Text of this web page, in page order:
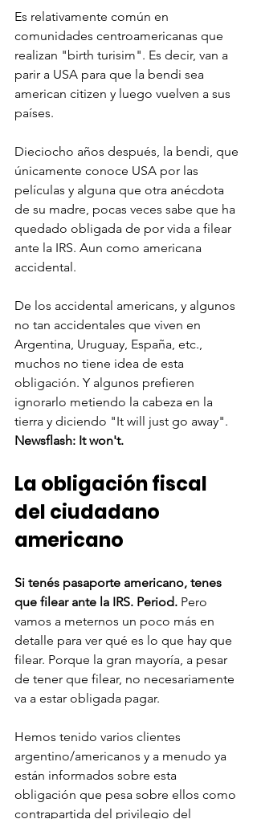
Es relativamente común en
comunidades centroamericanas que
realizan "birth turisim". Es decir, van a
parir a USA para que la bendi sea
american citizen y luego vuelven a sus
países.
Dieciocho años después, la bendi, que
únicamente conoce USA por las
películas y alguna que otra anécdota
de su madre, pocas veces sabe que ha
quedado obligada de por vida a filear
ante la IRS. Aun como americana
accidental.
De los accidental americans, y algunos
no tan accidentales que viven en
Argentina, Uruguay, España, etc.,
muchos no tiene idea de esta
obligación. Y algunos prefieren
ignorarlo metiendo la cabeza en la
tierra y diciendo "It will just go away".
Newsflash: It won't.
La obligación fiscal
del ciudadano
americano
Si tenés pasaporte americano, tenes
que filear ante la IRS. Period. Pero
vamos a meternos un poco más en
detalle para ver qué es lo que hay que
filear. Porque la gran mayoría, a pesar
de tener que filear, no necesariamente
va a estar obligada pagar.
Hemos tenido varios clientes
argentino/americanos y a menudo ya
están informados sobre esta
obligación que pesa sobre ellos como
contrapartida del privilegio del